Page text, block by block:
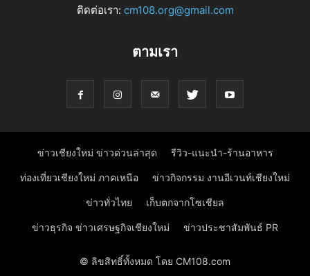
ติดต่อเรา: cm108.org@gmail.com
ตามเรา
ข่าวเชียงใหม่ ข่าวด่วนล่าสุด รีวิว-แนะนำ-ร้านอาหาร
ท่องเที่ยวเชียงใหม่ ภาคเหนือ ข่าวกิจกรรม งานอีเวนท์เชียงใหม่
ข่าวทั่วไทย เก็บตกจากโซเชียล
ข่าวธุรกิจ ข่าวเศรษฐกิจเชียงใหม่ ข่าวประชาสัมพันธ์ PR
© ลิขสิทธิ์ทั้งหมด โดย CM108.com